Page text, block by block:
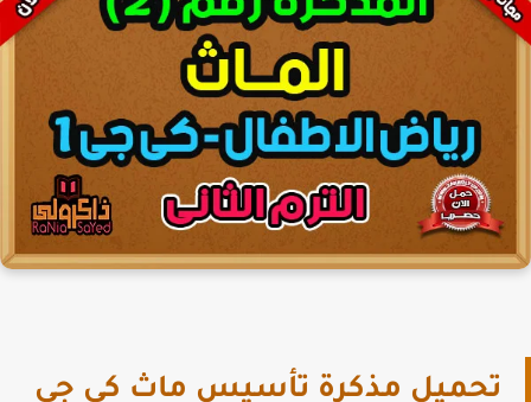
تحميل مذكرة تأسيس ماث كي جي